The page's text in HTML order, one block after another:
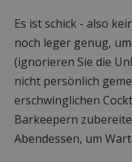
Es ist schick - also
noch leger genug,
(ignorieren Sie die
nicht persönlich
erschwinglichen
Barkeepern
Abendessen, um